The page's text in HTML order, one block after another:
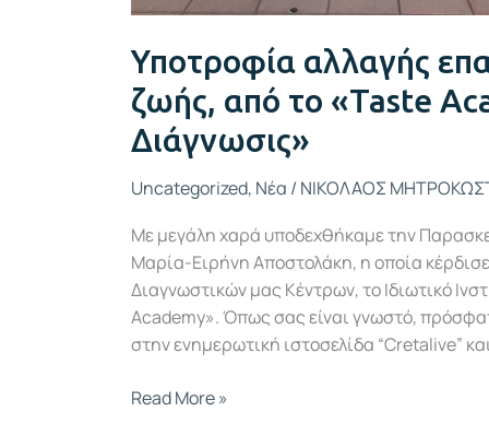
Υποτροφία αλλαγής
ζωής, από το «Taste
Διάγνωσις»
Uncategorized, Νέα / ΝΙΚΟΛΑΟΣ
Με μεγάλη χαρά υποδεχθήκαμε την
Μαρία-Ειρήνη Αποστολάκη, η οποία
Διαγνωστικών μας Κέντρων, το Ιδιωτικό
Academy». Όπως σας είναι γνωστό,
στην ενημερωτική ιστοσελίδα “Cretalive”
Read More »